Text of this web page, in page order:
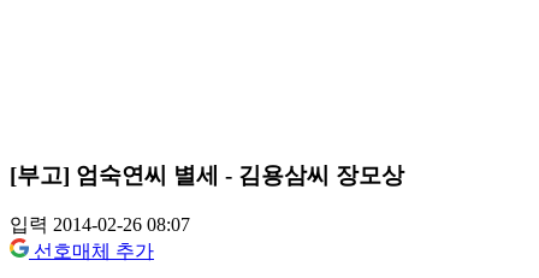
[부고] 엄숙연씨 별세 - 김용삼씨 장모상
입력 2014-02-26 08:07
선호매체 추가